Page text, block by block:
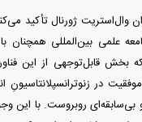
وال‌استریت ژورنال تأکید
علمی بین‌المللی همچنان
بخش قابل‌توجهی از این
در
روبروست. با این